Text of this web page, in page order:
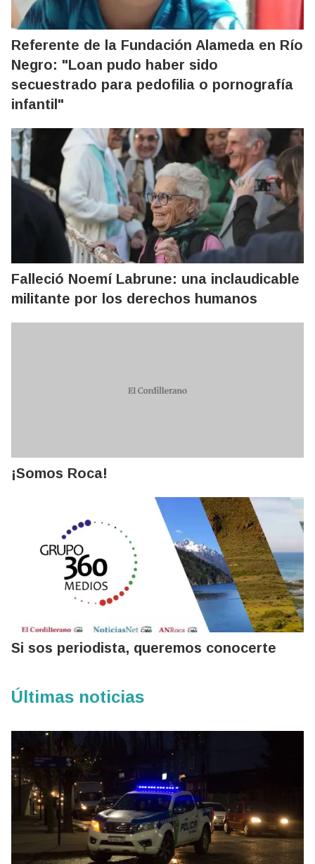
Referente de la Fundación Alameda en Río
Negro: "Loan pudo haber sido
secuestrado para pedofilia o pornografía
infantil"
Falleció Noemí Labrune: una inclaudicable
militante por los derechos humanos
¡Somos Roca!
Si sos periodista, queremos conocerte
Últimas noticias